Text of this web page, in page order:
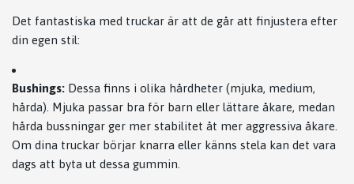
Det fantastiska med truckar är att de går att finjustera efter
din egen stil:
Bushings: Dessa finns i olika hårdheter (mjuka, medium,
hårda). Mjuka passar bra för barn eller lättare åkare, medan
hårda bussningar ger mer stabilitet åt mer aggressiva åkare.
Om dina truckar börjar knarra eller känns stela kan det vara
dags att byta ut dessa gummin.